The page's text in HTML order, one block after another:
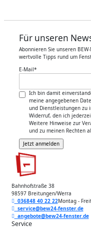
Für unseren
Abonnieren Sie unseren
wertvolle Tipps rund um
E-Mail*
Ich bin damit
meine angegebenen
und Dienstleistungen zu
Widerruf, den ich
Weitere Hinweise zur
und zu meinen Rechten
Bahnhofstraße 38
98597 Breitungen/Werra
036848 40 22 22Montag -
service@bew24-fenster.de
angebote@bew24-fenster.de
Service